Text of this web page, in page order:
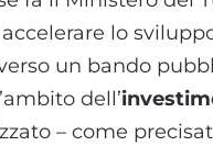
lo
un bando
dell’
– come